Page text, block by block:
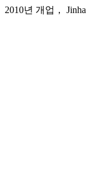
2010년 개업，